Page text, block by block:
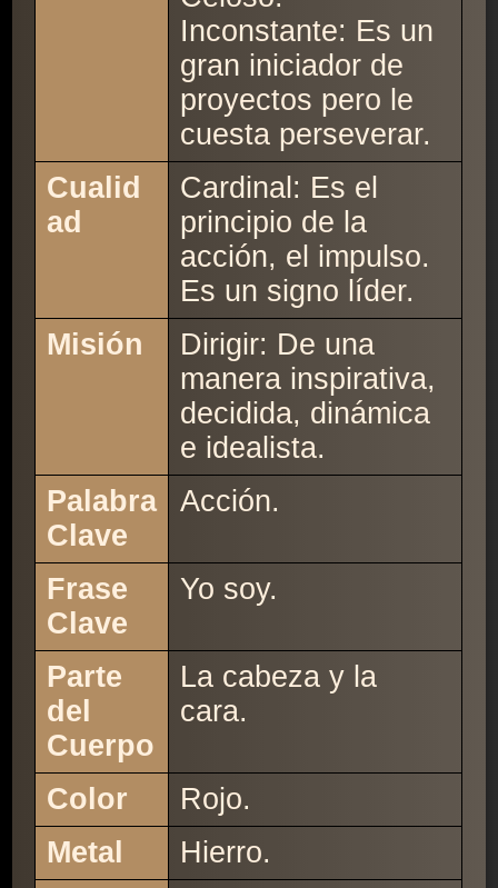
Inconstante: Es un
gran iniciador de
proyectos pero le
cuesta perseverar.
Cualid
ad
Cardinal: Es el
principio de la
acción, el impulso.
Es un signo líder.
Misión
Dirigir: De una
manera inspirativa,
decidida, dinámica
e idealista.
Palabra
Clave
Acción.
Frase
Clave
Yo soy.
Parte
del
Cuerpo
La cabeza y la
cara.
Color
Rojo.
Metal
Hierro.